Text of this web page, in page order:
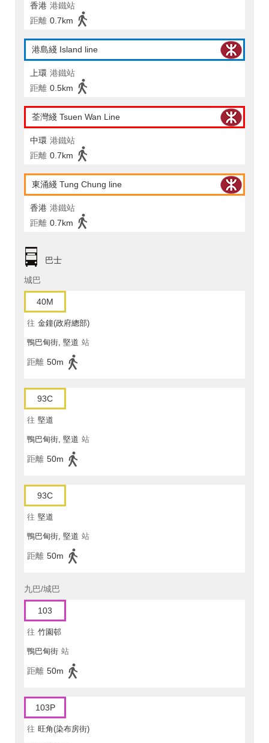
香港 港鐵站
距離 0.7km
港島綫 Island line
上環 港鐵站
距離 0.5km
荃灣綫 Tsuen Wan Line
中環 港鐵站
距離 0.7km
東涌綫 Tung Chung line
香港 港鐵站
距離 0.7km
巴士
城巴
40M
往 金鐘(政府總部)
鴨巴甸街, 堅道 站
距離 50m
93C
往 堅道
鴨巴甸街, 堅道 站
距離 50m
93C
往 堅道
鴨巴甸街, 堅道 站
距離 50m
九巴/城巴
103
往 竹園邨
鴨巴甸街 站
距離 50m
103P
往 旺角(染布房街)